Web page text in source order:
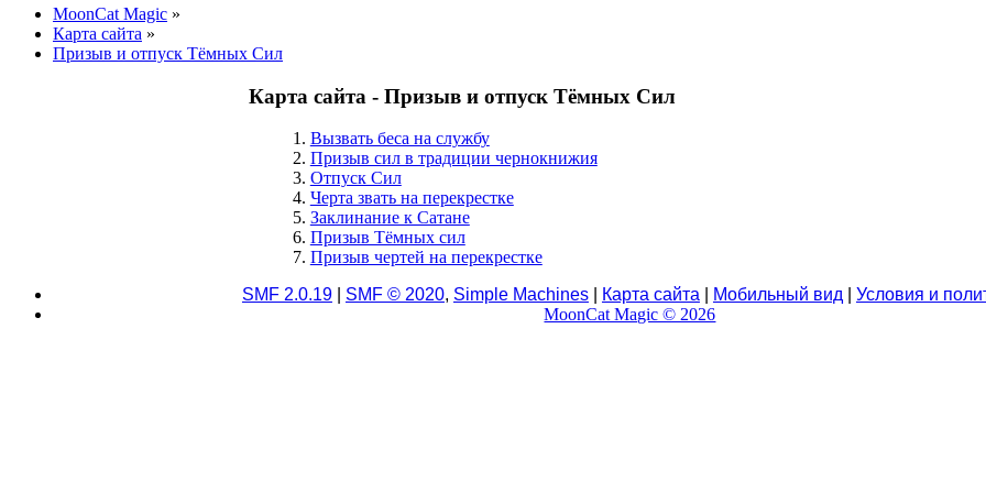
MoonCat Magic »
Карта сайта »
Призыв и отпуск Тёмных Сил
Карта сайта - Призыв и отпуск Тёмных Сил
1. Вызвать беса на службу
2. Призыв сил в традиции чернокнижия
3. Отпуск Сил
4. Черта звать на перекрестке
5. Заклинание к Сатане
6. Призыв Тёмных сил
7. Призыв чертей на перекрестке
SMF 2.0.19| SMF © 2020, Simple Machines| Карта сайта Мобильный вид
Условия и
MoonCat Magic © 2026